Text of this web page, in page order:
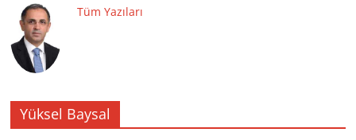
Tüm Yazıları
Yüksel Baysal